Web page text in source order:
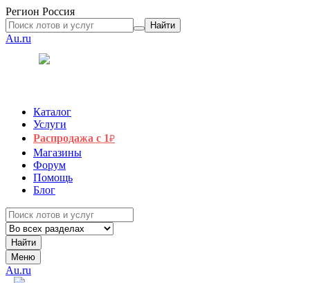
Регион Россия
Найти
Au.ru
Каталог
Услуги
Распродажа с 1₽
Магазины
Форум
Помощь
Блог
Найти
Меню
Au.ru